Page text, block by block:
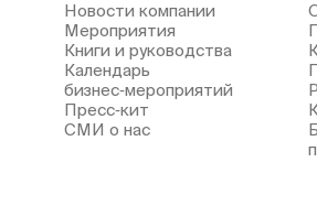
Новости компании
Мероприятия
Книги и руководства
Календарь
бизнес‑мероприятий
Пресс‑кит
СМИ о нас